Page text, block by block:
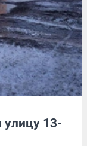
улицу 13-